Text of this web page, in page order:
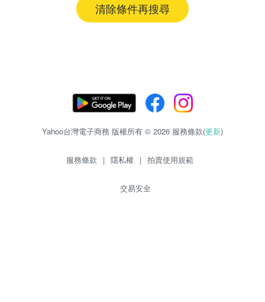
清除條件再搜尋
Yahoo台灣電子商務 版權所有 © 2026 服務條款(更新)
服務條款 | 隱私權 | 拍賣使用規範
交易安全